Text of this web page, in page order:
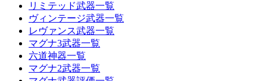
リミテッド武器一覧
ヴィンテージ武器一覧
レヴァンス武器一覧
マグナ3武器一覧
六道神器一覧
マグナ2武器一覧